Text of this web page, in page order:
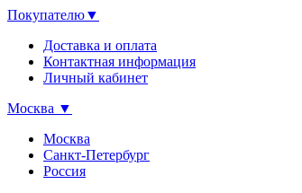
Покупателю▼
Доставка и оплата
Контактная информация
Личный кабинет
Москва ▼
Москва
Санкт-Петербург
Россия